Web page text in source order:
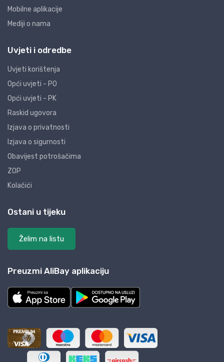
Mobilne aplikacije
Mediji o nama
Uvjeti i odredbe
Uvjeti korištenja
Opći uvjeti - PO
Opći uvjeti - PK
Raskid ugovora
Izjava o privatnosti
Izjava o sigurnosti
Obavijest potrošačima
ZOP
Kolačići
Ostani u tijeku
Želim na listu
Preuzmi AliBay aplikaciju